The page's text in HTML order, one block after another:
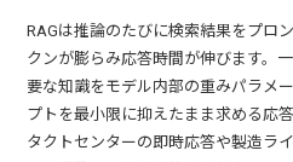
RAGは推論のたびに検索結果をプロ
クンが膨らみ応答時間が伸びます。
要な知識をモデル内部の重みパラメ
プトを最小限に抑えたまま求める応
タクトセンターの即時応答や製造ラ